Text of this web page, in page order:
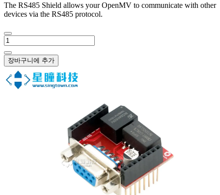
The RS485 Shield allows your OpenMV to communicate with other
devices via the RS485 protocol.
장바구니에 추가